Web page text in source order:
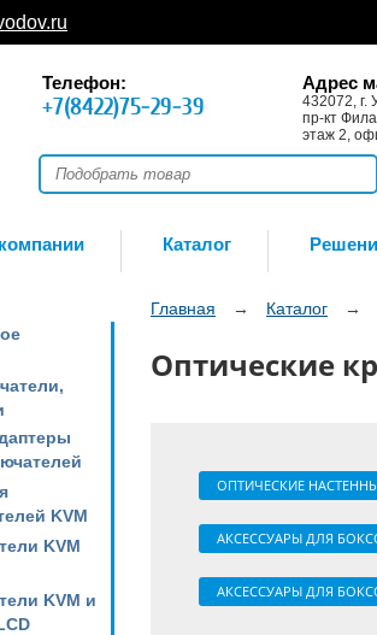
Телефон:
+7(8422)75-29-39
Адрес
432072, г.
пр-кт
этаж 2,
Каталог
KVM
KVM
KVM и
Главная → Каталог →
Оптические
ОПТИЧЕСКИЕ
АКСЕССУАРЫ ДЛЯ
АКСЕССУАРЫ ДЛЯ